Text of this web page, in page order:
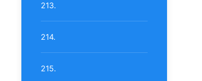
213.
214.
215.